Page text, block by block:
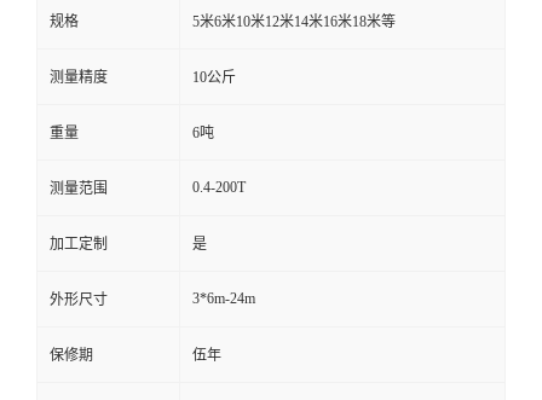
规格 5米6米10米12米14米16米18米等
测量精度 10公斤
重量 6吨
测量范围 0.4-200T
加工定制 是
外形尺寸 3*6m-24m
保修期 伍年